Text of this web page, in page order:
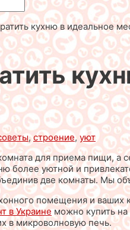
кухню в идеальное
,строение, уют
для приема пищи, а
более уютной и
две комнаты. Мы
помещения и
в Украинеможно купить на
в микроволновую печь.